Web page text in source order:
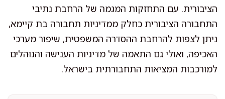
הציבורית. עם התחזקות המגמה של הרחבת נתיבי
התחבורה הציבורית כחלק ממדיניות תחבורה בת קיימא,
ניתן לצפות להרחבת ההסדרה המשפטית, שיפור מערכי
האכיפה, ואולי גם התאמה של מדיניות הענישה והנוּהלים
למורכבות המציאות התחבורתית בישראל.